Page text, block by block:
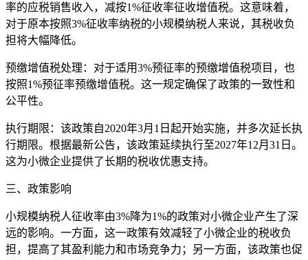
率的应税销售收入，减按1%征收率征收增值税。这意味着，
对于原本按照3%征收率纳税的小规模纳税人来说，其税收负
担将大幅降低。
预缴增值税处理：对于适用3%预征率的预缴增值税项目，也
按照1%预征率预缴增值税。这一规定确保了政策的一致性和
公平性。
执行期限：该政策自2020年3月1日起开始实施，并多次延长执
行期限。根据最新公告，该政策延续执行至2027年12月31日。
这为小微企业提供了长期的税收优惠支持。
三、政策影响
小规模纳税人征收率由3%降为1%的政策对小微企业产生了深
远的影响。一方面，这一政策有效减轻了小微企业的税收负
担，提高了其盈利能力和市场竞争力；另一方面，该政策也促